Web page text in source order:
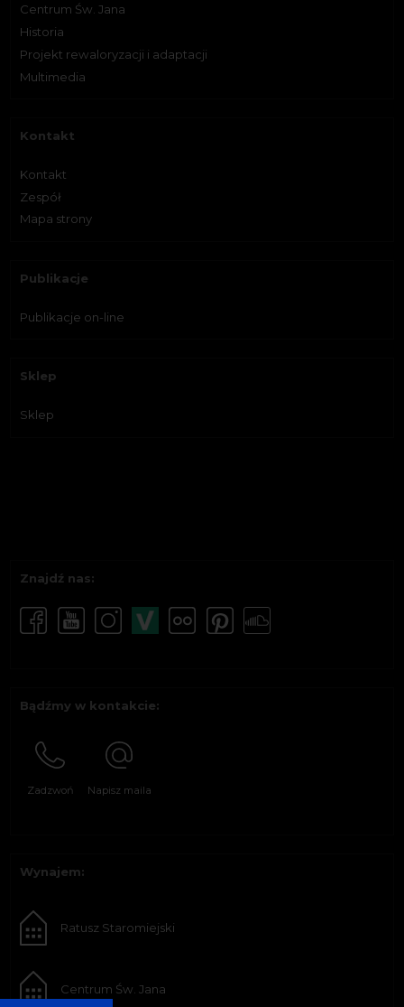
Centrum Św. Jana
Historia
Projekt rewaloryzacji i adaptacji
Multimedia
Kontakt
Kontakt
Zespół
Mapa strony
Publikacje
Publikacje on-line
Sklep
Sklep
Znajdź nas:
Bądźmy w kontakcie:
Zadzwoń Napisz maila
Wynajem:
Ratusz Staromiejski
Centrum Św. Jana